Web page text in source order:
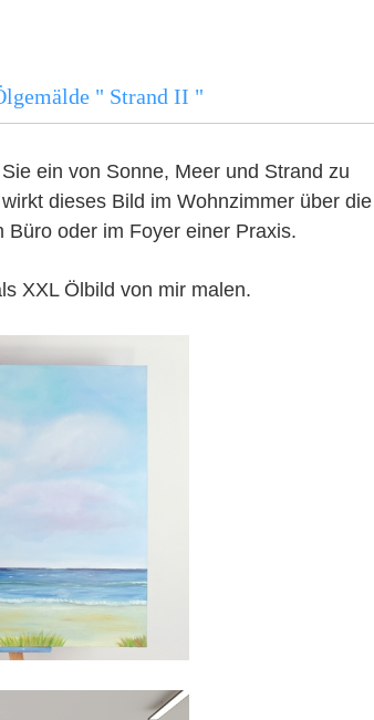
" Strand II "
ein von Sonne, Meer und Strand zu
dieses Bild im Wohnzimmer über die
oder im Foyer einer Praxis.
XXL Ölbild von mir malen.